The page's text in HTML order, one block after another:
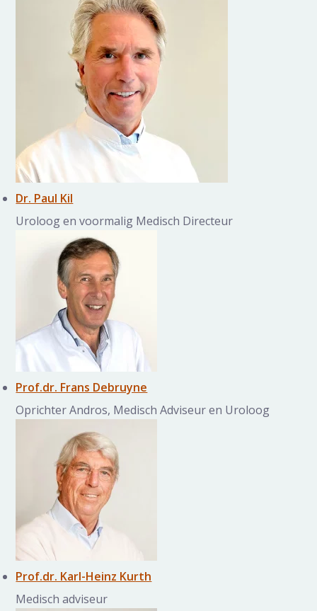
Dr. Paul Kil
Uroloog en voormalig Medisch Directeur
Prof.dr. Frans Debruyne
Oprichter Andros, Medisch Adviseur en Uroloog
Prof.dr. Karl-Heinz Kurth
Medisch adviseur